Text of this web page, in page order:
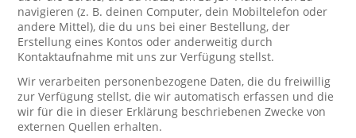
navigieren (z. B. deinen Computer, dein Mobiltelefon oder
andere Mittel), die du uns bei einer Bestellung, der
Erstellung eines Kontos oder anderweitig durch
Kontaktaufnahme mit uns zur Verfügung stellst.
Wir verarbeiten personenbezogene Daten, die du freiwillig
zur Verfügung stellst, die wir automatisch erfassen und die
wir für die in dieser Erklärung beschriebenen Zwecke von
externen Quellen erhalten.